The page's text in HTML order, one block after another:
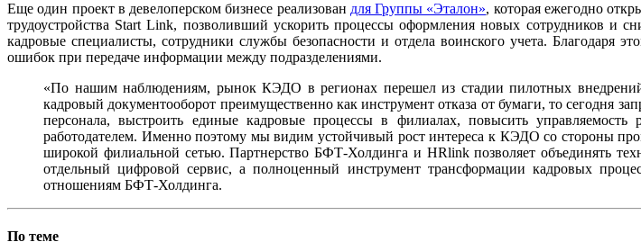
Еще один проект в девелоперском бизнесе реализован для Группы «Эталон», которая ежегодно
трудоустройства Start Link, позволивший ускорить процессы оформления новых сотрудников и
кадровые специалисты, сотрудники службы безопасности и отдела воинского учета. Благодаря
ошибок при передаче информации между подразделениями.
«По нашим наблюдениям, рынок КЭДО в регионах перешел из стадии пилотных
кадровый документооборот преимущественно как инструмент отказа от бумаги, то сегодня
персонала, выстроить единые кадровые процессы в филиалах, повысить управляемость
работодателем. Именно поэтому мы видим устойчивый рост интереса к КЭДО со стороны
широкой филиальной сетью. Партнерство БФТ-Холдинга и HRlink позволяет объединять
отдельный цифровой сервис, а полноценный инструмент трансформации кадровых
отношениям БФТ-Холдинга.
По теме